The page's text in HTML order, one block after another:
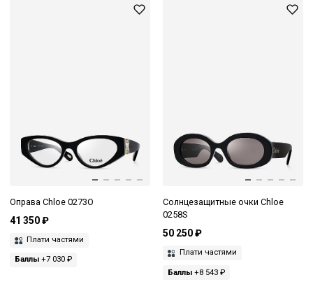
Оправа Chloe 0273O
41 350 ₽
Плати частями
Баллы +7 030 ₽
Солнцезащитные очки Chloe
0258S
50 250 ₽
Плати частями
Баллы+8 543 ₽